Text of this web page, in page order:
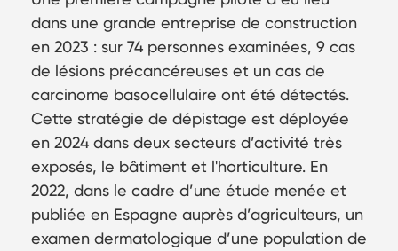
dans une grande entreprise de construction
en 2023 : sur 74 personnes examinées, 9 cas
de lésions précancéreuses et un cas de
carcinome basocellulaire ont été détectés.
Cette stratégie de dépistage est déployée
en 2024 dans deux secteurs d’activité très
exposés, le bâtiment et l'horticulture. En
2022, dans le cadre d’une étude menée et
publiée en Espagne auprès d’agriculteurs, un
examen dermatologique d’une population de